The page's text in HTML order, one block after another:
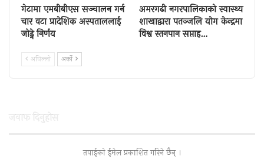
गेटामा एमबीबीएस सञ्चालन गर्न
चार वटा प्रादेशिक अस्पताललाई
जोड्ने निर्णय
अमरगढी नगरपालिकाको स्वास्थ्य
शाखाद्वारा पतञ्जलि योग केन्द्रमा
विश्व स्तनपान सप्ताह…
अघिल्लाे अर्काे
जवाफ दिनुहाेस
तपाईकाे ईमेल प्रकाशित गरिने छैन् ।